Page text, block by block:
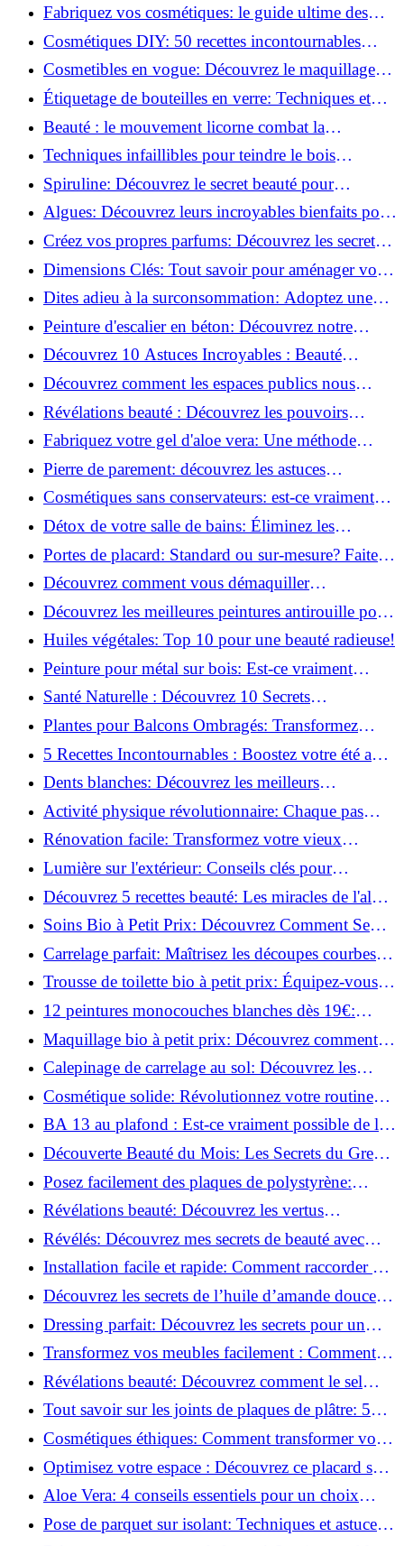
Fabriquez vos cosmétiques: le guide ultime des
produits de beauté maison!
Cosmétiques DIY: 50 recettes incontournables
pour sublimer votre beauté naturelle!
Cosmetibles en vogue: Découvrez le maquillage
100% comestible!
Étiquetage de bouteilles en verre: Techniques et
astuces incontournables!
Beauté : le mouvement licorne combat la
surconsommation !
Techniques infaillibles pour teindre le bois
naturellement: Découvrez comment!
Spiruline: Découvrez le secret beauté pour
revitaliser les peaux fatiguées!
Algues: Découvrez leurs incroyables bienfaits pour
la santé et la beauté!
Créez vos propres parfums: Découvrez les secrets
de la fabrication artisanale!
Dimensions Clés: Tout savoir pour aménager votre
salle de bains!
Dites adieu à la surconsommation: Adoptez une
vie plus simple!
Peinture d'escalier en béton: Découvrez notre
tutoriel facile et rapide!
Découvrez 10 Astuces Incroyables : Beauté
Naturelle avec le Concombre !
Découvrez comment les espaces publics nous
incitent à être plus actifs : Révélations surprenantes!
Révélations beauté : Découvrez les pouvoirs
insoupçonnés du concombre!
Fabriquez votre gel d'aloe vera: Une méthode
simple et rapide à la maison!
Pierre de parement: découvrez les astuces
infaillibles pour un nettoyage parfait!
Cosmétiques sans conservateurs: est-ce vraiment
possible?
Détox de votre salle de bains: Éliminez les
ingrédients nocifs dès maintenant!
Portes de placard: Standard ou sur-mesure? Faites
le meilleur choix!
Découvrez comment vous démaquiller
naturellement: Astuces et secrets révélés!
Découvrez les meilleures peintures antirouille pour
le fer: Top 12 analysé!
Huiles végétales: Top 10 pour une beauté radieuse!
Peinture pour métal sur bois: Est-ce vraiment
possible?
Santé Naturelle : Découvrez 10 Secrets
Incontournables pour un Bien-être Optimal!
Plantes pour Balcons Ombragés: Transformez
votre Terrasse en Oasis Verte!
5 Recettes Incontournables : Boostez votre été avec
des huiles essentielles!
Dents blanches: Découvrez les meilleurs
ingrédients naturels!
Activité physique révolutionnaire: Chaque pas
compte pour votre santé!
Rénovation facile: Transformez votre vieux
parquet irrégulier en un clin d'œil!
Lumière sur l'extérieur: Conseils clés pour
concevoir et installer votre éclairage!
Découvrez 5 recettes beauté: Les miracles de l'aloe
vera pour votre peau!
Soins Bio à Petit Prix: Découvrez Comment Se
Chouchouter Pour Moins de 35€!
Carrelage parfait: Maîtrisez les découpes courbes
facilement!
Trousse de toilette bio à petit prix: Équipez-vous
pour moins de 25€!
12 peintures monocouches blanches dès 19€:
Découvrez les meilleures offres!
Maquillage bio à petit prix: Découvrez comment
s'équiper pour moins de 50€!
Calepinage de carrelage au sol: Découvrez les
astuces incontournables!
Cosmétique solide: Révolutionnez votre routine
beauté pour zéro déchet!
BA 13 au plafond : Est-ce vraiment possible de les
coller ?
Découverte Beauté du Mois: Les Secrets du Green
Glamour !
Posez facilement des plaques de polystyrène:
Transformez votre plafond sans effort !
Révélations beauté: Découvrez les vertus
insoupçonnées de l'huile de coco!
Révélés: Découvrez mes secrets de beauté avec
l'huile de ricin!
Installation facile et rapide: Comment raccorder un
luminaire au plafond!
Découvrez les secrets de l’huile d’amande douce :
Pourquoi vous devez l'adopter!
Dressing parfait: Découvrez les secrets pour un
rangement optimal!
Transformez vos meubles facilement : Comment
installer des roulettes en un clin d'œil !
Révélations beauté: Découvrez comment le sel
transforme votre routine!
Tout savoir sur les joints de plaques de plâtre: 5
questions clés pour comprendre les fissures!
Cosmétiques éthiques: Comment transformer votre
routine beauté!
Optimisez votre espace : Découvrez ce placard sous
rampant à portes coulissantes!
Aloe Vera: 4 conseils essentiels pour un choix
parfait!
Pose de parquet sur isolant: Techniques et astuces